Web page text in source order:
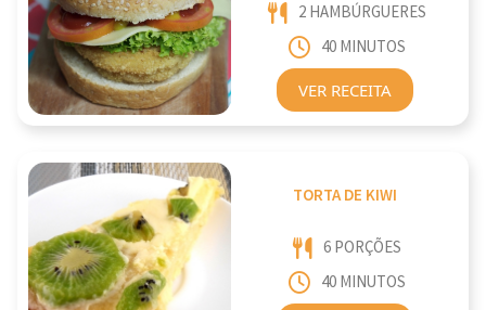
2 HAMBÚRGUERES
40 MINUTOS
VER RECEITA
TORTA DE KIWI
6 PORÇÕES
40 MINUTOS